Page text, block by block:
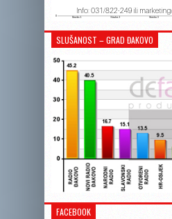
SLUŠANOST – GRAD ĐAKOVO
FACEBOOK